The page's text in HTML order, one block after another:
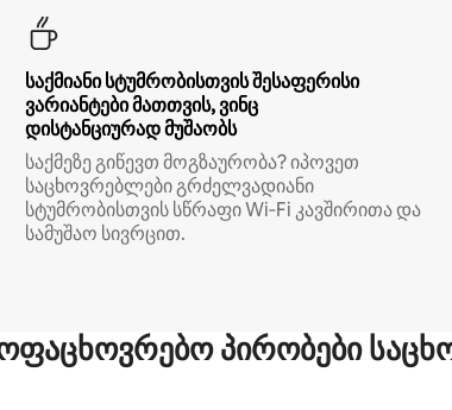
საქმიანი სტუმრობისთვის შესაფერისი
ვარიანტები მათთვის, ვინც
დისტანციურად მუშაობს
საქმეზე გიწევთ მოგზაურობა? იპოვეთ
საცხოვრებლები გრძელვადიანი
სტუმრობისთვის სწრაფი Wi‑Fi კავშირითა და
სამუშაო სივრცით.
პირობები